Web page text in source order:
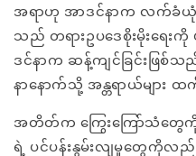
အရာဟု အာဒင်နာက လက်ခံ
သည် တရားဥပဒေစိုးမိုးရေး
ဒင်နာက ဆန့်ကျင်ခြင်းဖြစ်
နာနောက်သို့ အန္တရာယ်မျာ
အတိတ်က ကြွေးကြော်သံတွေကို
ရဲ့ ပင်ပန်းနွမ်းလျမှုတွေကိုလ